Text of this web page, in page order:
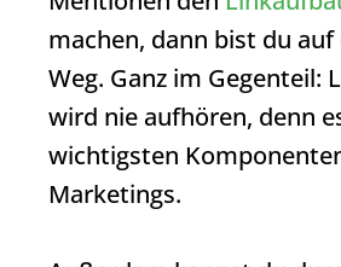
machen, dann bist du
Weg. Ganz im Gegenteil:
wird nie aufhören, denn
wichtigsten
Marketings.